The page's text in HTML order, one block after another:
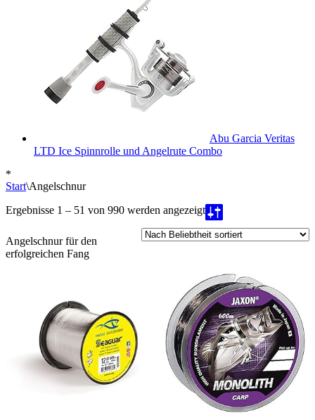
Abu Garcia Veritas
LTD Ice Spinnrolle und Angelrute Combo
*
Start\Angelschnur
Ergebnisse 1 – 51 von 990 werden angezeigtNach
Beliebtheit
sortiert
Angelschnur für den
erfolgreichen Fang